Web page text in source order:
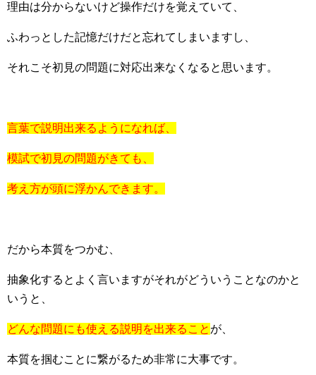
理由は分からないけど操作だけを覚えていて、
ふわっとした記憶だけだと忘れてしまいますし、
それこそ初見の問題に対応出来なくなると思います。
言葉で説明出来るようになれば、
模試で初見の問題がきても、
考え方が頭に浮かんできます。
だから本質をつかむ、
抽象化するとよく言いますがそれがどういうことなのかと
いうと、
どんな問題にも使える説明を出来ること が、
本質を掴むことに繋がるため非常に大事です。